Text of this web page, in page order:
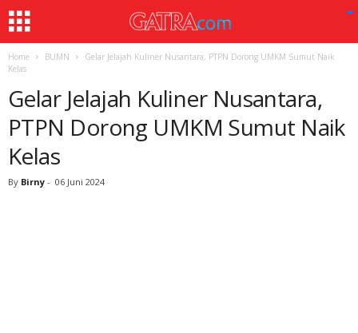
Home BUMN
Gelar Jelajah Kuliner Nusantara, PTPN Dorong UMKM Sumut Naik
Kelas
Gelar Jelajah Kuliner Nusantara,
PTPN Dorong UMKM Sumut Naik
Kelas
By Birny - 06 Juni 2024